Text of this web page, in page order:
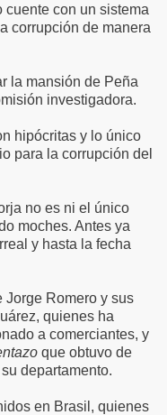
cuente con un sistema
corrupción de manera
la mansión de Peña
investigadora.
hipócritas y lo único
para la corrupción del
no es ni el único
moches. Antes ya
y hasta la fecha
Jorge Romero y sus
quienes ha
a comerciantes, y
que obtuvo de
departamento.
en Brasil, quienes